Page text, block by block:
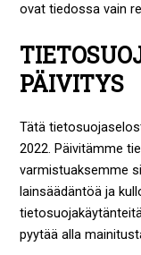
ovat tiedossa vain
PÄIVITYS
Tätä
2022. Päivitämme
varmistuaksemme
lainsäädäntöä ja
pyytää alla